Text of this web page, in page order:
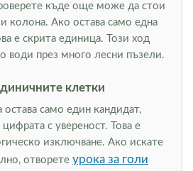
къде още може да стои
колона. Ако остава само една
е скрита единица. Този ход
води през много лесни пъзели.
клетки
остава само един кандидат,
с увереност. Това е
изключване. Ако искате
отворете урока за голи